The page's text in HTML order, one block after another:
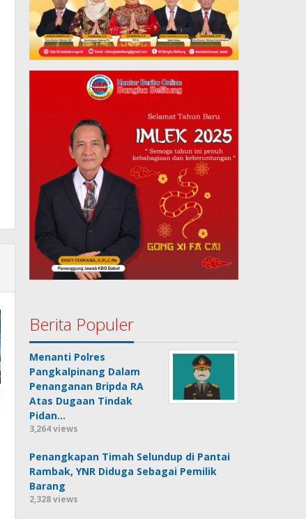
Berita Populer
Menanti Polres
Pangkalpinang Dalam
Penanganan Bripda RA
Atas Dugaan Tindak
Pidan…
3,264 views
Penangkapan Timah Selundup di Pantai
Rambak, YNR Diduga Sebagai Pemilik
Barang
2,328 views